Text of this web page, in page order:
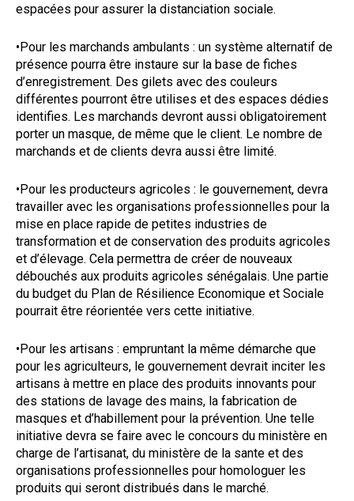
espacées pour assurer la distanciation sociale.
•Pour les marchands ambulants : un système alternatif de
présence pourra être instaure sur la base de fiches
d’enregistrement. Des gilets avec des couleurs
différentes pourront être utilises et des espaces dédies
identifies. Les marchands devront aussi obligatoirement
porter un masque, de même que le client. Le nombre de
marchands et de clients devra aussi être limité.
•Pour les producteurs agricoles : le gouvernement, devra
travailler avec les organisations professionnelles pour la
mise en place rapide de petites industries de
transformation et de conservation des produits agricoles
et d’élevage. Cela permettra de créer de nouveaux
débouchés aux produits agricoles sénégalais. Une partie
du budget du Plan de Résilience Economique et Sociale
pourrait être réorientée vers cette initiative.
•Pour les artisans : empruntant la même démarche que
pour les agriculteurs, le gouvernement devrait inciter les
artisans à mettre en place des produits innovants pour
des stations de lavage des mains, la fabrication de
masques et d’habillement pour la prévention. Une telle
initiative devra se faire avec le concours du ministère en
charge de l’artisanat, du ministère de la sante et des
organisations professionnelles pour homologuer les
produits qui seront distribués dans le marché.